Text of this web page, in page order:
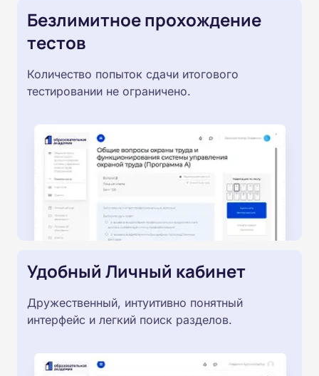
Безлимитное прохождение
тестов
Количество попыток сдачи итогового
тестировании не ограничено.
Удобный Личный кабинет
Дружественный, интуитивно понятный
интерфейс и легкий поиск разделов.